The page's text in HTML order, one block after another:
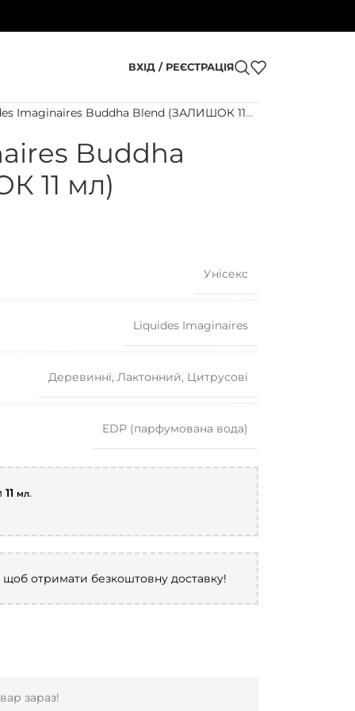
ВХІД / РЕЄСТРАЦІЯ
Imaginaires Buddha Blend (ЗАЛИШОК 11
Buddha
11 мл)
Унісекс
Liquides Imaginaires
Деревинні, Лактонний, Цитрусові
EDP (парфумована вода)
11 мл.
щоб отримати безкоштовну доставку!
зараз!